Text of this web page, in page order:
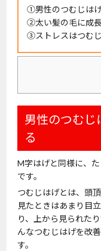
①男性のつむじは
②太い髪の毛に成
③ストレスはつむ
男性のつむじ
る
M字はげと同様に、
です。
つむじはげとは、頭
見たときはあまり目
り、上から見られた
んなつむじはげを改
す。